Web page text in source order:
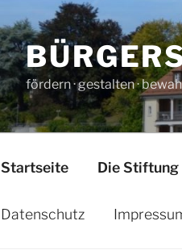
fördern · gestalten ·
Startseite Die Stiftung
Datenschutz